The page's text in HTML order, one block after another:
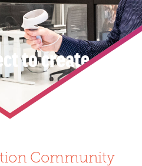
to create
Community